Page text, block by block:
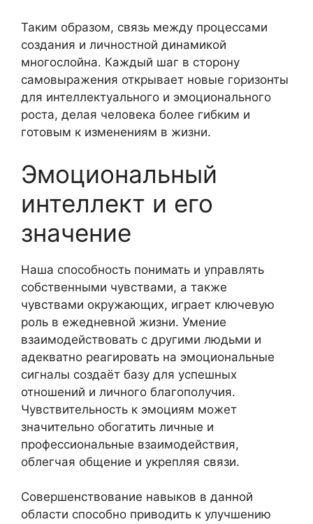
Таким образом, связь между процессами
создания и личностной динамикой
многослойна. Каждый шаг в сторону
самовыражения открывает новые горизонты
для интеллектуального и эмоционального
роста, делая человека более гибким и
готовым к изменениям в жизни.
Эмоциональный
интеллект и его
значение
Наша способность понимать и управлять
собственными чувствами, а также
чувствами окружающих, играет ключевую
роль в ежедневной жизни. Умение
взаимодействовать с другими людьми и
адекватно реагировать на эмоциональные
сигналы создаёт базу для успешных
отношений и личного благополучия.
Чувствительность к эмоциям может
значительно обогатить личные и
профессиональные взаимодействия,
облегчая общение и укрепляя связи.
Совершенствование навыков в данной
области способно приводить к улучшению